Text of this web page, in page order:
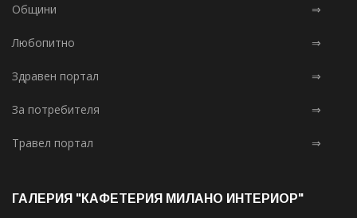
Общини ⇒
Любопитно ⇒
Здравен портал ⇒
За потребителя ⇒
Травел портал ⇒
ГАЛЕРИЯ "КАФЕТЕРИЯ МИЛАНО ИНТЕРИОР"